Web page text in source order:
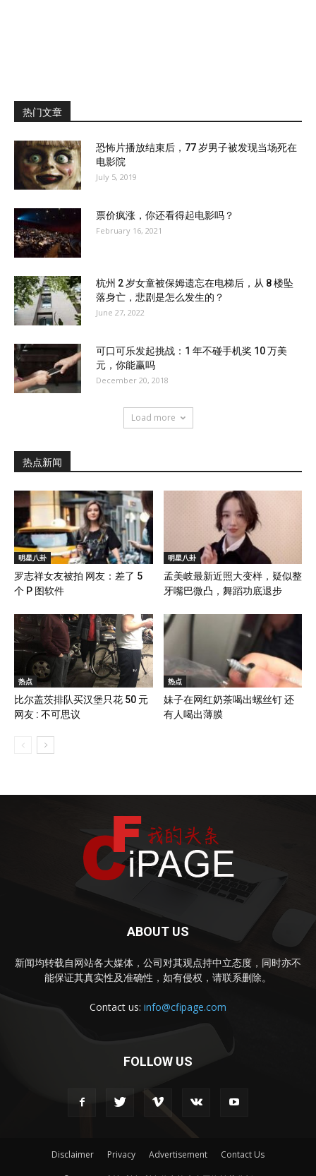
热门文章
恐怖片播放结束后，77 岁男子被发现当场死在
电影院
July 5, 2019
票价疯涨，你还看得起电影吗？
February 16, 2021
杭州 2 岁女童被保姆遗忘在电梯后，从 8 楼坠
落身亡，悲剧是怎么发生的？
June 27, 2022
可口可乐发起挑战：1 年不碰手机奖 10 万美
元，你能赢吗
December 20, 2018
Load more
热点新闻
明星八卦
罗志祥女友被拍 网友：差了 5
个 P 图软件
明星八卦
孟美岐最新近照大变样，疑似整
牙嘴巴微凸，舞蹈功底退步
热点
比尔盖茨排队买汉堡只花 50 元
网友 : 不可思议
热点
妹子在网红奶茶喝出螺丝钉 还
有人喝出薄膜
ABOUT US
新闻均转载自网站各大媒体，公司对其观点持中立态度，同时亦不
能保证其真实性及准确性，如有侵权，请联系删除。
Contact us: info@cfipage.com
FOLLOW US
Disclaimer Privacy Advertisement Contact Us